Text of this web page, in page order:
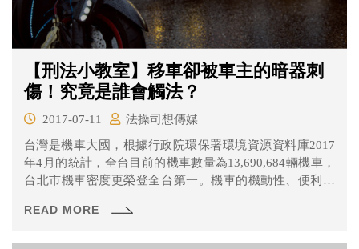
【刑法小教室】移車卻被車主的暗器刺
傷！究竟是誰會觸法？
2017-07-11
法操司想傳媒
台灣是機車大國，根據行政院環保署環境資源資料庫2017
年4月的統計，全台目前的機車數量為13,690,684輛機車，
台北市機車密度更榮登全台第一。機車的機動性、便利性
READ MORE